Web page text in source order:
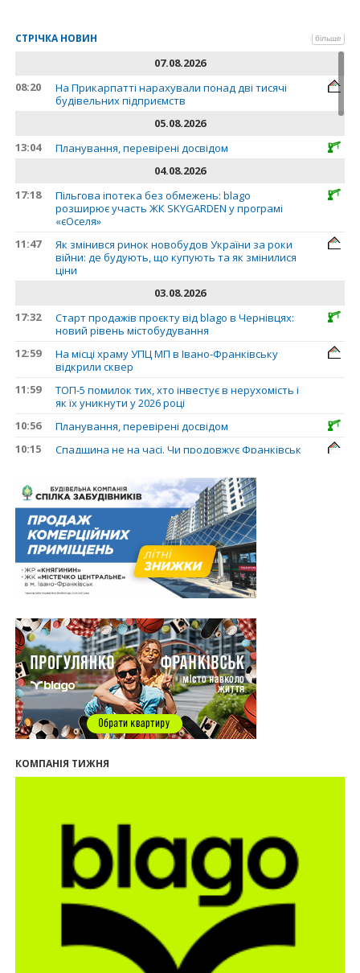
СТРІЧКА НОВИН більше
07.08.2026
08:20
На Прикарпатті нарахували понад дві тисячі
будівельних підприємств
05.08.2026
13:04
Планування, перевірені досвідом
04.08.2026
17:18
Пільгова іпотека без обмежень: blago
розширює участь ЖК SKYGARDEN у програмі
«єОселя»
11:47
Як змінився ринок новобудов України за роки
війни: де будують, що купують та як змінилися
ціни
03.08.2026
17:32
Старт продажів проєкту від blago в Чернівцях:
новий рівень містобудування
12:59
На місці храму УПЦ МП в Івано-Франківську
відкрили сквер
11:59
ТОП-5 помилок тих, хто інвестує в нерухомість і
як їх уникнути у 2026 році
10:56
Планування, перевірені досвідом
10:15
Спадщина не на часі. Чи продовжує Франківськ
31.07.2026
13:35
У Франківську анонсували новий житловий
масив «Надрічний»
30.07.2026
15:01
Ринок житла зміщується на захід: Франківськ —
серед лідерів за зростанням цін на новобудови
Панчишин про спадщину, забудову та
майбутнє міста
29.07.2026
13:31
Спадщина не на часі. Чи продовжує Франківськ
втрачати пам’ятки?
12:26
В Івано-Франківську розпочали будівництво
нового житлового масиву «Надрічний»
фахівців ринку нерухомості та девелоперів
для Івано-Франківська
Поліція затримала банду, яка привласнили
квартири у Києві та Франківську на понад 2,6
млн гривень
22.07.2026
Літо вигідних інвестицій: комерційні
приміщення зі знижками
21.07.2026
КОМПАНІЯ ТИЖНЯ